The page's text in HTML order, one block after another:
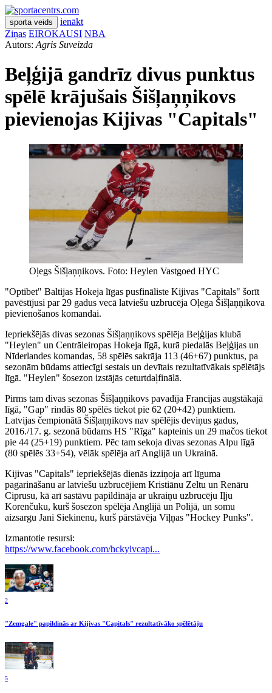
sporta veids
ienākt
Ziņas EIROKAUSI NBA
Autors: Agris Suveizda
Beļģijā gandrīz divus punktus
spēlē krājušais Šišļaņņikovs
pievienojas Kijivas "Capitals"
Oļegs Šišļaņņikovs. Foto: Heylen Vastgoed HYC
"Optibet" Baltijas Hokeja līgas pusfināliste Kijivas "Capitals" šorīt
pavēstījusi par 29 gadus vecā latviešu uzbrucēja Oļega Šišļaņņikova
pievienošanos komandai.
Iepriekšējās divas sezonas Šišļaņņikovs spēlēja Beļģijas klubā
"Heylen" un Centrāleiropas Hokeja līgā, kurā piedalās Beļģijas un
Nīderlandes komandas, 58 spēlēs sakrāja 113 (46+67) punktus, pa
sezonām būdams attiecīgi sestais un devītais rezultatīvākais spēlētājs
līgā. "Heylen" šosezon izstājās ceturtdaļfinālā.
Pirms tam divas sezonas Šišļaņņikovs pavadīja Francijas augstākajā
līgā, "Gap" rindās 80 spēlēs tiekot pie 62 (20+42) punktiem.
Latvijas čempionātā Šišļaņņikovs nav spēlējis deviņus gadus,
2016./17. g. sezonā būdams HS "Rīga" kapteinis un 29 mačos tiekot
pie 44 (25+19) punktiem. Pēc tam sekoja divas sezonas Alpu līgā
(80 spēlēs 33+54), vēlāk spēlēja arī Anglijā un Ukrainā.
Kijivas "Capitals" iepriekšējās dienās izziņoja arī līguma
pagarināšanu ar latviešu uzbrucējiem Kristiānu Zeltu un Renāru
Ciprusu, kā arī sastāvu papildināja ar ukraiņu uzbrucēju Iļju
Korenčuku, kurš šosezon spēlēja Anglijā un Polijā, un somu
aizsargu Jani Siekinenu, kurš pārstāvēja Viļņas "Hockey Punks".
Izmantotie resursi:
https://www.facebook.com/hckyivcapi...
2
"Zemgale" papildinās ar Kijivas "Capitals" rezultatīvāko spēlētāju
5